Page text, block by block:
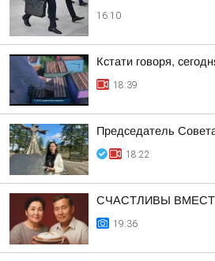
16:10
Кстати говоря,
18:39
Председатель
18:22
СЧАСТЛИВЫ ВМЕСТЕ-
19:36